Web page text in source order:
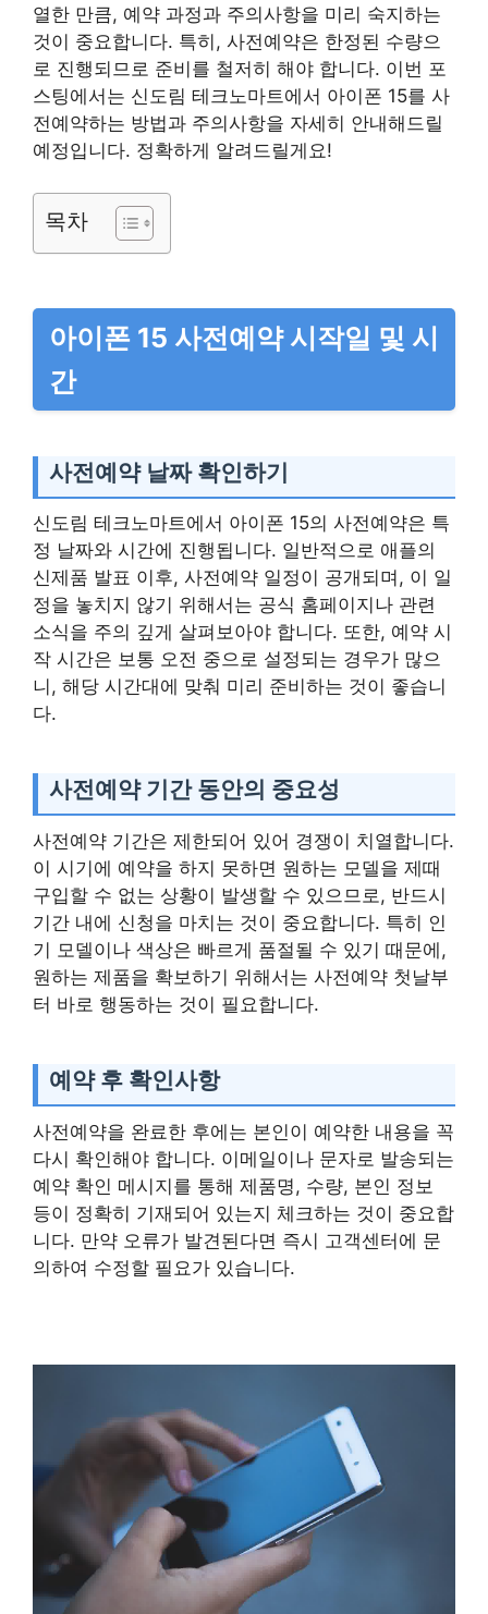
열한 만큼, 예약 과정과 주의사항을 미리 숙지하는
것이 중요합니다. 특히, 사전예약은 한정된 수량으
로 진행되므로 준비를 철저히 해야 합니다. 이번 포
스팅에서는 신도림 테크노마트에서 아이폰 15를 사
전예약하는 방법과 주의사항을 자세히 안내해드릴
예정입니다. 정확하게 알려드릴게요!
목차
아이폰 15 사전예약 시작일 및 시
간
사전예약 날짜 확인하기
신도림 테크노마트에서 아이폰 15의 사전예약은 특
정 날짜와 시간에 진행됩니다. 일반적으로 애플의
신제품 발표 이후, 사전예약 일정이 공개되며, 이 일
정을 놓치지 않기 위해서는 공식 홈페이지나 관련
소식을 주의 깊게 살펴보아야 합니다. 또한, 예약 시
작 시간은 보통 오전 중으로 설정되는 경우가 많으
니, 해당 시간대에 맞춰 미리 준비하는 것이 좋습니
다.
사전예약 기간 동안의 중요성
사전예약 기간은 제한되어 있어 경쟁이 치열합니다.
이 시기에 예약을 하지 못하면 원하는 모델을 제때
구입할 수 없는 상황이 발생할 수 있으므로, 반드시
기간 내에 신청을 마치는 것이 중요합니다. 특히 인
기 모델이나 색상은 빠르게 품절될 수 있기 때문에,
원하는 제품을 확보하기 위해서는 사전예약 첫날부
터 바로 행동하는 것이 필요합니다.
예약 후 확인사항
사전예약을 완료한 후에는 본인이 예약한 내용을 꼭
다시 확인해야 합니다. 이메일이나 문자로 발송되는
예약 확인 메시지를 통해 제품명, 수량, 본인 정보
등이 정확히 기재되어 있는지 체크하는 것이 중요합
니다. 만약 오류가 발견된다면 즉시 고객센터에 문
의하여 수정할 필요가 있습니다.